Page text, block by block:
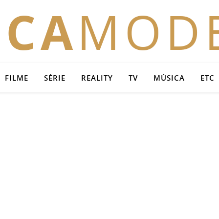
FILME SÉRIE REALITY TV MÚSICA ETC